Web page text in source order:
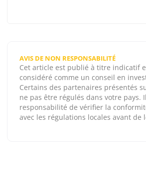
AVIS DE NON RESPONSABILITÉ
Cet article est publié à titre indicatif
considéré comme un conseil en
Certains des partenaires présentés
ne pas être régulés dans votre pays.
responsabilité de vérifier la
avec les régulations locales avant de